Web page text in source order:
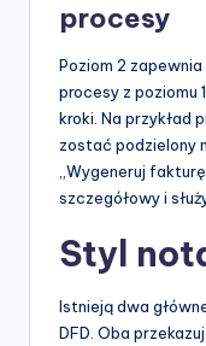
procesy
Poziom 2
procesy z poziomu
kroki. Na przykład
zostać podzielony
„Wygeneruj
szczegółowy i
Styl
Istnieją dwa
DFD. Oba